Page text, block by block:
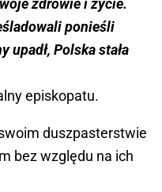
zdrowie i życie.
ponieśli
upadł, Polska stała
episkopatu.
duszpasterstwie
bez względu na ich